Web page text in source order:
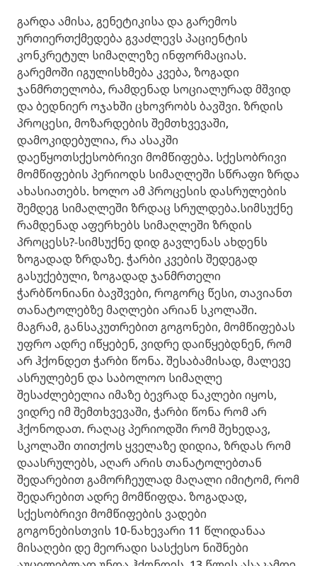
გარდა ამისა, გენეტიკისა და გარემოს
ურთიერთქმედება გვაძლევს პაციენტის
კონკრეტულ სიმაღლეზე ინფორმაციას.
გარემოში იგულისხმება კვება, ზოგადი
ჯანმრთელობა, რამდენად სოციალურად მშვიდ
და ბედნიერ ოჯახში ცხოვრობს ბავშვი. ზრდის
პროცესი, მოზარდების შემთხვევაში,
დამოკიდებულია, რა ასაკში
დაეწყოთსქესობრივი მომწიფება. სქესობრივი
მომწიფების პერიოდს სიმაღლეში სწრაფი ზრდა
ახასიათებს. ხოლო ამ პროცესის დასრულების
შემდეგ სიმაღლეში ზრდაც სრულდება.სიმსუქნე
რამდენად აფერხებს სიმაღლეში ზრდის
პროცესს?-სიმსუქნე დიდ გავლენას ახდენს
ზოგადად ზრდაზე. ჭარბი კვების შედეგად
გასუქებული, ზოგადად ჯანმრთელი
ჭარბწონიანი ბავშვები, როგორც წესი, თავიანთ
თანატოლებზე მაღლები არიან სკოლაში.
მაგრამ, განსაკუთრებით გოგონები, მომწიფებას
უფრო ადრე იწყებენ, ვიდრე დაიწყებდნენ, რომ
არ ჰქონდეთ ჭარბი წონა. შესაბამისად, მალევე
ასრულებენ და საბოლოო სიმაღლე
შესაძლებელია იმაზე ბევრად ნაკლები იყოს,
ვიდრე იმ შემთხვევაში, ჭარბი წონა რომ არ
ჰქონოდათ. რაღაც პერიოდში რომ შეხედავ,
სკოლაში თითქოს ყველაზე დიდია, ზრდას რომ
დაასრულებს, აღარ არის თანატოლებთან
შედარებით გამორჩეულად მაღალი იმიტომ, რომ
შედარებით ადრე მომწიფდა. ზოგადად,
სქესობრივი მომწიფების ვადები
გოგონებისთვის 10-ნახევარი 11 წლიდანაა
მისაღები დე მეორადი სასქესო ნიშნები